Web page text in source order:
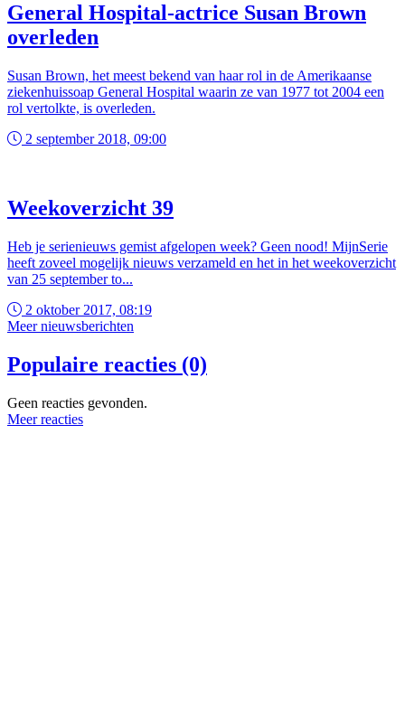
General Hospital-actrice Susan Brown
overleden
Susan Brown, het meest bekend van haar rol in de Amerikaanse
ziekenhuissoap General Hospital waarin ze van 1977 tot 2004 een
rol vertolkte, is overleden.
2 september 2018, 09:00
Weekoverzicht 39
Heb je serienieuws gemist afgelopen week? Geen nood! MijnSerie
heeft zoveel mogelijk nieuws verzameld en het in het weekoverzicht
van 25 september to...
2 oktober 2017, 08:19
Meer nieuwsberichten
Populaire reacties (0)
Geen reacties gevonden.
Meer reacties